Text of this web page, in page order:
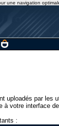
uploadés par les
à votre interface
:
une navigation